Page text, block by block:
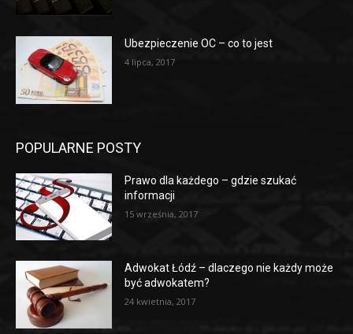
Ubezpieczenie OC – co to jest
4 lipca, 2017
POPULARNE POSTY
Prawo dla każdego – gdzie szukać
informacji
15 września, 2017
Adwokat Łódź – dlaczego nie każdy może
być adwokatem?
24 kwietnia, 2017